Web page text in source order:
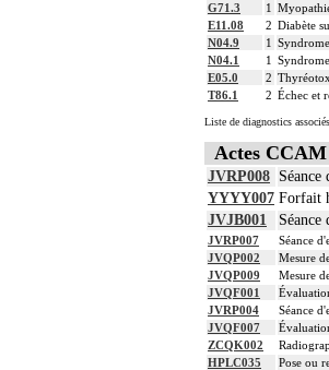
G71.3
1
E11.08
2 Diabète
N04.9
1
N04.1
1
E05.0
2
T86.1
2 Échec et
Liste de diagnostics
Actes CCAM
JVRP008
YYYY007 Forfait
JVJB001
JVRP007
Séance
JVQP002
Mesure
JVQP009
Mesure
JVQF001
JVRP004
Séance
JVQF007
ZCQK002
HPLC035
Pose ou